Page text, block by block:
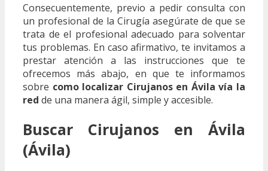
Consecuentemente, previo a pedir consulta con
un profesional de la Cirugía asegúrate de que se
trata de el profesional adecuado para solventar
tus problemas. En caso afirmativo, te invitamos a
prestar atención a las instrucciones que te
ofrecemos más abajo, en que te informamos
sobre como localizar Cirujanos en Ávila vía la
red de una manera ágil, simple y accesible.
Buscar Cirujanos en Ávila
(Ávila)